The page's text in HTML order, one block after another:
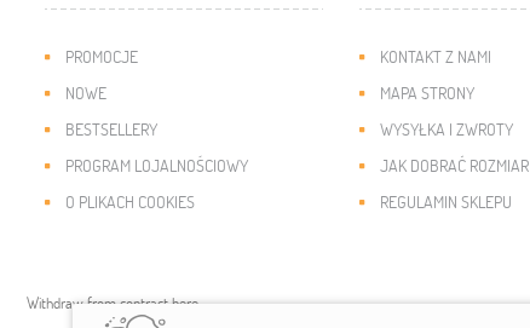
PROMOCJE
NOWE
BESTSELLERY
PROGRAM LOJALNOŚCIOWY
O PLIKACH COOKIES
KONTAKT Z NAMI
MAPA STRONY
WYSYŁKA I ZWROTY
JAK DOBRAĆ ROZMIAR
REGULAMIN SKLEPU
Withdraw from contract here